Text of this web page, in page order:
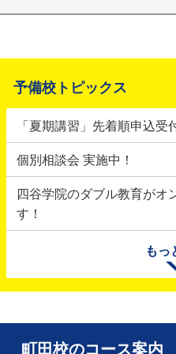
予備校トピックス
「夏期講習」先着順申込受
個別相談会 実施中！
四谷学院のダブル教育がオ
す！
の方々に心からお見舞い申
も早い復旧・復興をお祈りい
個別相談会実施中！
もっ
町田校のコース案内